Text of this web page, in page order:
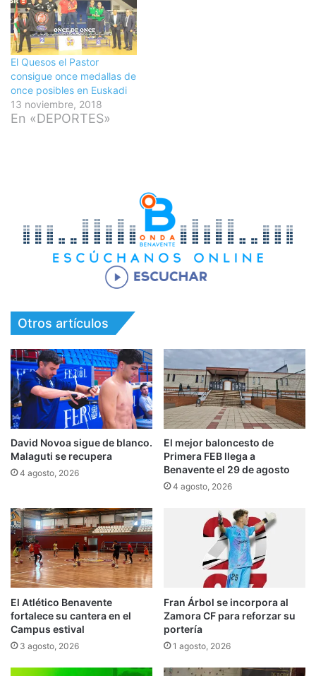
El Quesos el Pastor
consigue once medallas de
once posibles en Euskadi
13 noviembre, 2018
En «DEPORTES»
Otros artículos
David Novoa sigue de blanco.
Malaguti se recupera
4 agosto, 2026
El mejor baloncesto de
Primera FEB llega a
Benavente el 29 de agosto
4 agosto, 2026
El Atlético Benavente
fortalece su cantera en el
Campus estival
3 agosto, 2026
Fran Árbol se incorpora al
Zamora CF para reforzar su
portería
1 agosto, 2026